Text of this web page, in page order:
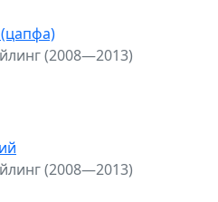
(2008—2013)
(2008—2013)